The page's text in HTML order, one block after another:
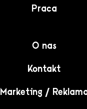
Praca
O nas
Kontakt
Marketing /